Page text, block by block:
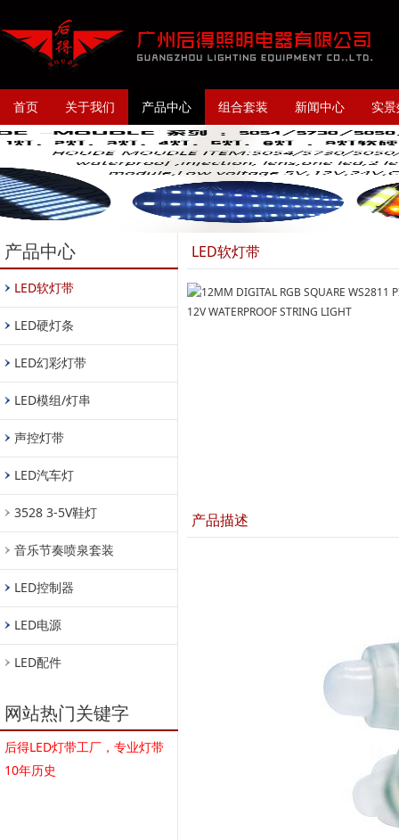
首页 关于我们 产品中心 组合套装 新闻中心 实
产品中心
LED软灯带
LED硬灯条
LED幻彩灯带
LED模组/灯串
声控灯带
LED汽车灯
3528 3-5V鞋灯
音乐节奏喷泉套装
LED控制器
LED电源
LED配件
网站热门关键字
后得LED灯带工厂，专业灯带
10年历史
LED软灯带
产品描述